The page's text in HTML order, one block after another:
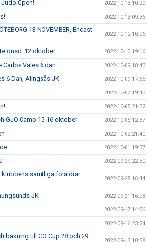
Open! 2022-10-13 10:20
2022-10-13 09:36
13 NOVEMBER, Endast
2022-10-12 10:06
onsd. 12 oktober 2022-10-10 19:16
Carlos Vales 6 dan 2022-10-09 18:43
6 Dan, Alingsås JK 2022-10-09 17:55
2022-10-07 19:43
2022-10-05 21:32
GJO Camp 15-16 oktober 2022-10-05 12:37
2022-10-02 21:40
2022-10-01 19:37
2022-09-29 22:30
klubbens samtliga föräldrar
2022-09-28 16:44
JK 2022-09-21 16:08
2022-09-17 14:56
2022-09-16 23:24
bakning till GO Cup 28 och 29
2022-09-13 10:38